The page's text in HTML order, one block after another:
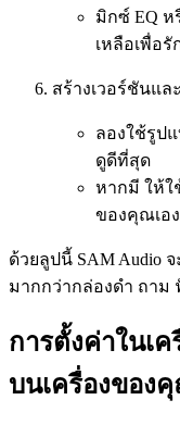
มิกซ์ EQ ห
เหลือเพื่อ
สร้างเวอร์ชันแล
ลองใช้รูป
ดูดีที่สุด
หากมี ให้ใ
ของคุณเอ
ด้วยลูปนี้ SAM Audio
มากกว่ากล่องดำ ถาม
การตั้งค่าในเค
บนเครื่องของ